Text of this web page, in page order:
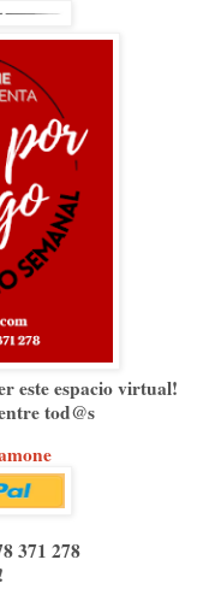
este espacio virtual!
tod@s
371 278